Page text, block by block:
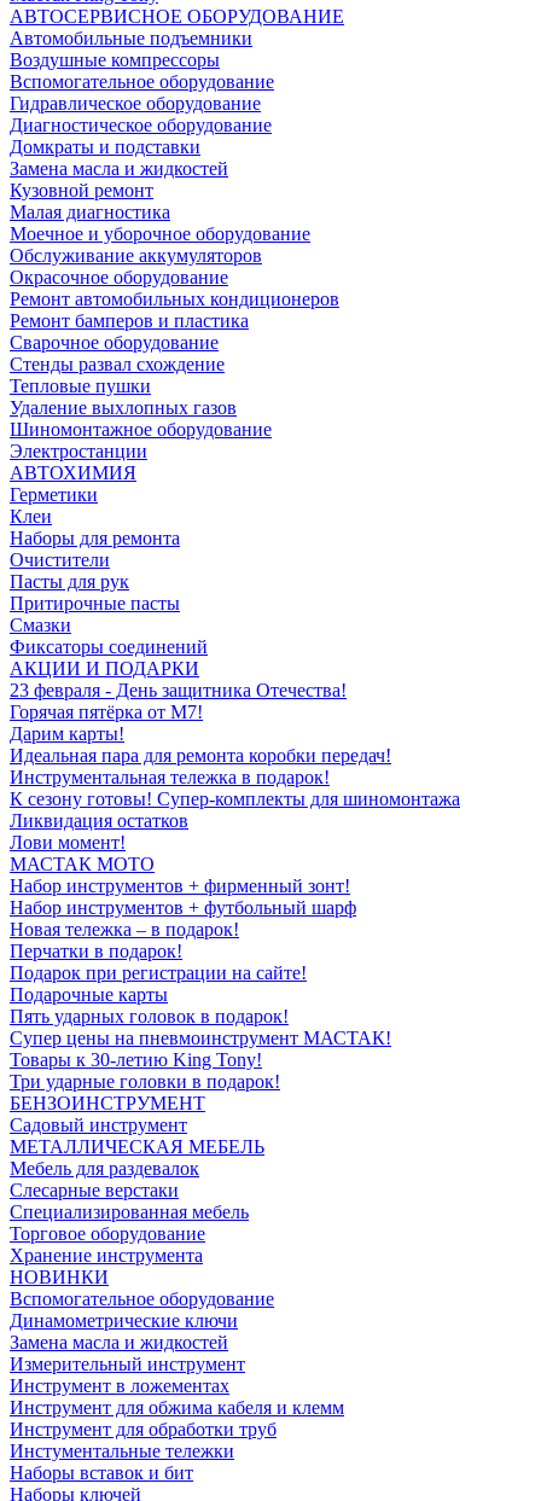
АВТОСЕРВИСНОЕ ОБОРУДОВАНИЕ
Автомобильные подъемники
Воздушные компрессоры
Вспомогательное оборудование
Гидравлическое оборудование
Диагностическое оборудование
Домкраты и подставки
Замена масла и жидкостей
Кузовной ремонт
Малая диагностика
Моечное и уборочное оборудование
Обслуживание аккумуляторов
Окрасочное оборудование
Ремонт автомобильных кондиционеров
Ремонт бамперов и пластика
Сварочное оборудование
Стенды развал схождение
Тепловые пушки
Удаление выхлопных газов
Шиномонтажное оборудование
Электростанции
АВТОХИМИЯ
Герметики
Клеи
Наборы для ремонта
Очистители
Пасты для рук
Притирочные пасты
Смазки
Фиксаторы соединений
АКЦИИ И ПОДАРКИ
23 февраля - День защитника Отечества!
Горячая пятёрка от M7!
Дарим карты!
Идеальная пара для ремонта коробки передач!
Инструментальная тележка в подарок!
К сезону готовы! Супер-комплекты для шиномонтажа
Ликвидация остатков
Лови момент!
МАСТАК МОТО
Набор инструментов + фирменный зонт!
Набор инструментов + футбольный шарф
Новая тележка – в подарок!
Перчатки в подарок!
Подарок при регистрации на сайте!
Подарочные карты
Пять ударных головок в подарок!
Супер цены на пневмоинструмент МАСТАК!
Товары к 30-летию King Tony!
Три ударные головки в подарок!
БЕНЗОИНСТРУМЕНТ
Садовый инструмент
МЕТАЛЛИЧЕСКАЯ МЕБЕЛЬ
Мебель для раздевалок
Слесарные верстаки
Специализированная мебель
Торговое оборудование
Хранение инструмента
НОВИНКИ
Вспомогательное оборудование
Динамометрические ключи
Замена масла и жидкостей
Измерительный инструмент
Инструмент в ложементах
Инструмент для обжима кабеля и клемм
Инструмент для обработки труб
Инстументальные тележки
Наборы вставок и бит
Наборы ключей